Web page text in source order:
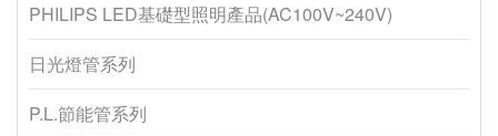
PHILIPS LED基礎型照明產品(AC100V~240V)
日光燈管系列
P.L.節能管系列